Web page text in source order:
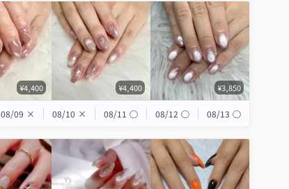
¥4,400 ¥4,400 ¥3,850
08/09 × 08/10 × 08/11 ◯ 08/12 ◯ 08/13 ◯